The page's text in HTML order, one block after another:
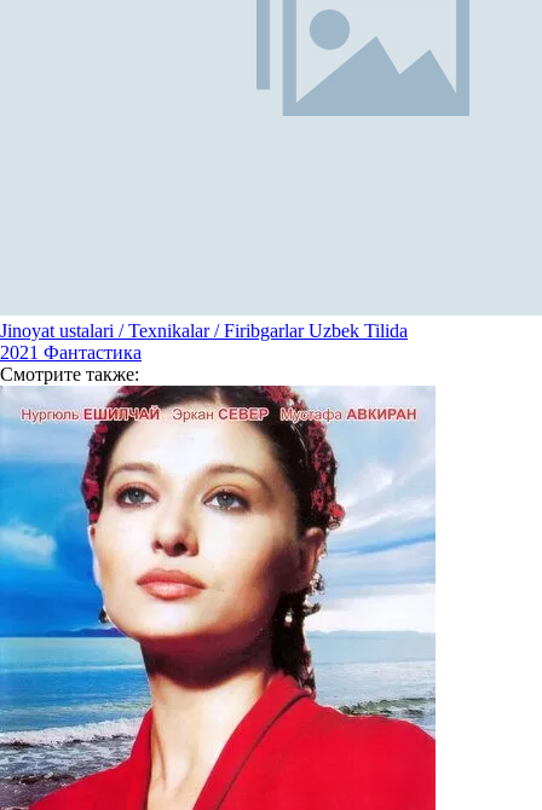
Jinoyat ustalari / Texnikalar / Firibgarlar Uzbek Tilida
2021 Фантастика
Смотрите также: